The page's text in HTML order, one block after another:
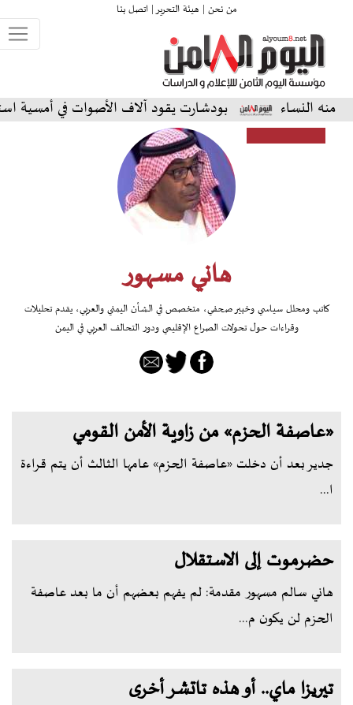
من نحن | هيئة التحرير |اتصل بنا
بودشارت يقود آلاف الأصوات في أمسية استثنائية
هاني مسهور
كاتب ومحلل سياسي وخبير صحفي، متخصص في الشأن اليمني والعربي، يقدم تحليلات
وقراءات حول تحولات الصراع الإقليمي ودور التحالف العربي في اليمن
«عاصفة الحزم» من زاوية الأمن القومي
جدير بعد أن دخلت «عاصفة الحزم» عامها الثالث أن يتم قراءة
ا...
حضرموت إلى الاستقلال
هاني سالم مسهور مقدمة: لم يفهم بعضهم أن ما بعد عاصفة
الحزم لن يكون م...
تيريزا ماي.. أو هذه تاتشر أخرى